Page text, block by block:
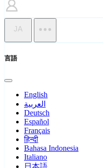
JA
言語
English
العربية
Deutsch
Español
Français
हिन्दी
Bahasa Indonesia
Italiano